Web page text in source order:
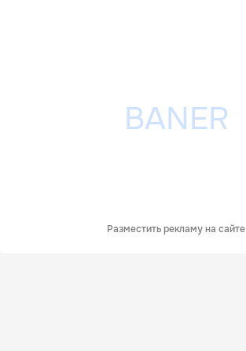
Разместить рекламу на сайте